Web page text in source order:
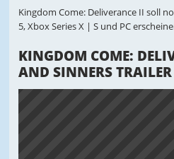
Kingdom Come: Deliverance II soll
5, Xbox Series X | S und PC
KINGDOM COME:
AND SINNERS TRAILER